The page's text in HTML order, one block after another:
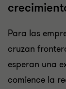
Para las
cruzan
esperan una
comience la